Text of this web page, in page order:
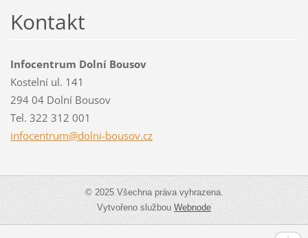
Kontakt
Infocentrum Dolní Bousov
Kostelní ul. 141
294 04 Dolní Bousov
Tel. 322 312 001
infocentrum@dolni-bousov.cz
© 2025 Všechna práva vyhrazena.
Vytvořeno službouWebnode